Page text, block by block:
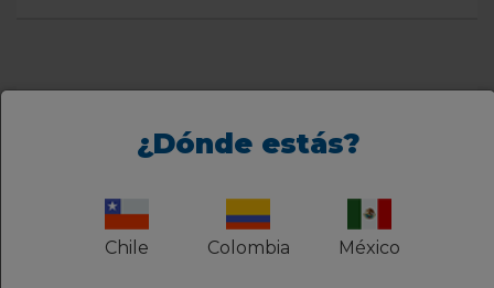
Cómo cambiar el plan de hosting
Cómo acceder al Portal del Cliente en HostGator
¿Dónde estás?
Chile Colombia México